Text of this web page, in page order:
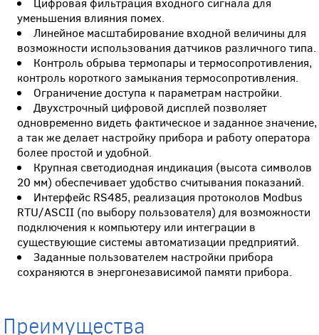
уменьшения влияния помех.
Линейное масштабирование входной величины для
возможности использования датчиков различного типа.
Контроль обрыва термопары и термосопротивления,
контроль короткого замыкания термосопротивления.
Ограничение доступа к параметрам настройки.
Двухстрочный цифровой дисплей позволяет
одновременно видеть фактическое и заданное значение,
а так же делает настройку прибора и работу оператора
более простой и удобной.
Крупная светодиодная индикация (высота символов
20 мм) обеспечивает удобство считывания показаний.
Интерфейс RS485, реализация протоколов Modbus
RTU/ASCII (по выбору пользователя) для возможности
подключения к компьютеру или интеграции в
существующие системы автоматизации предприятий.
Заданные пользователем настройки прибора
сохраняются в энергонезависимой памяти прибора.
Преимущества